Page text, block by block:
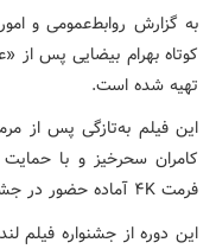
به گزارش روابط‌عمومی و
کوتاه بهرام بیضایی پس از
تهیه شده است.
این فیلم به‌تازگی پس از
کامران سحرخیز و با
فرمت ۴K آماده حضور در جشنواره‌های خارجی شده است.